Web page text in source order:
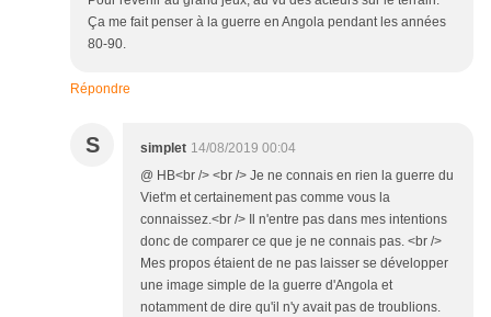
Ça me fait penser à la guerre en Angola pendant les années
80-90.
Répondre
S simplet 14/08/2019 00:04
@ HB<br /> <br /> Je ne connais en rien la guerre du
Viet'm et certainement pas comme vous la
connaissez.<br /> Il n'entre pas dans mes intentions
donc de comparer ce que je ne connais pas. <br />
Mes propos étaient de ne pas laisser se développer
une image simple de la guerre d'Angola et
notamment de dire qu'il n'y avait pas de troublions.